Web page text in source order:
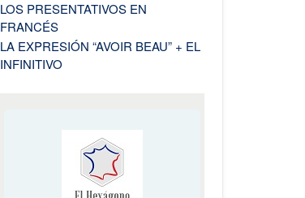
LOS PRESENTATIVOS EN
FRANCÉS
LA EXPRESIÓN “AVOIR BEAU” + EL
INFINITIVO